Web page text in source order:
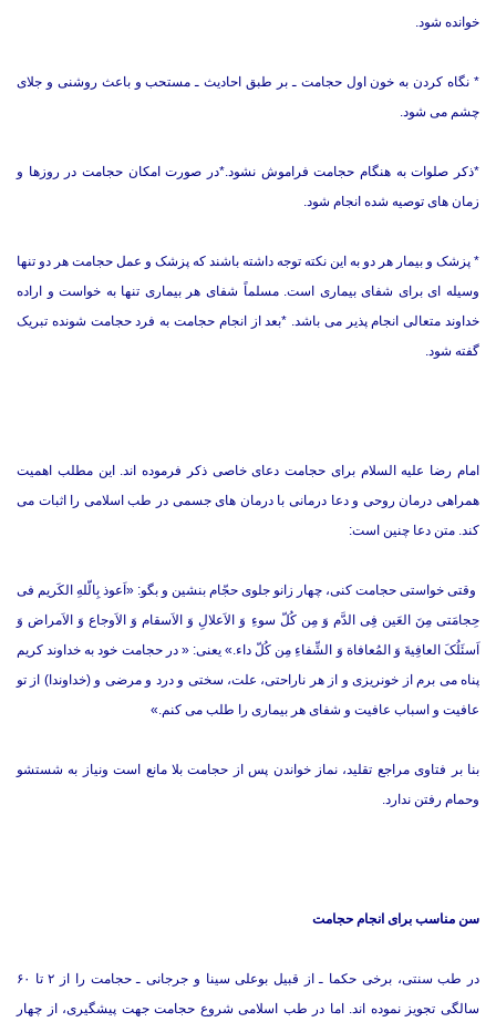
خوانده شود.
* نگاه کردن به خون اول حجامت ـ بر طبق احادیث ـ مستحب و باعث روشنی و جلای
چشم می شود.
*ذکر صلوات به هنگام حجامت فراموش نشود.*در صورت امکان حجامت در روزها و
زمان های توصیه شده انجام شود.
* پزشک و بیمار هر دو به این نکته توجه داشته باشند که پزشک و عمل حجامت هر دو تنها
وسیله ای برای شفای بیماری است. مسلماً شفای هر بیماری تنها به خواست و اراده
خداوند متعالی انجام پذیر می باشد. *بعد از انجام حجامت به فرد حجامت شونده تبریک
گفته شود.
امام رضا علیه السلام براى حجامت دعاى خاصى ذکر فرموده ‏اند. این مطلب اهمیت
همراهى درمان روحى و دعا درمانى با درمان ‏هاى جسمى در طب اسلامى را اثبات می
کند. متن دعا چنین است:
وقتى خواستى حجامت کنى، چهار زانو جلوى حجّام بنشین و بگو: «اَعوذ بِالّلهِ الکَریم فى
حِجامَتى مِنَ العَین فِى الدَّم وَ مِن کُلّ سوءِ وَ الاَعلالِ وَ الاَسقام وَ الاَوجاع وَ الاَمراض وَ
اَسئَلُکَ العافِیةَ وَ المُعافاة وَ الشِّفاءِ مِن کُلّ داء.» یعنى: « در حجامت خود به خداوند کریم
پناه می ‏برم از خونریزى و از هر ناراحتی، علت، سختى‏ و درد و مرضی و (خداوندا) از تو
عافیت و اسباب عافیت و شفاى هر بیمارى‏ را طلب می کنم.»
بنا بر فتاوی مراجع تقلید، نماز خواندن پس از حجامت بلا مانع است ونیاز به شستشو
وحمام رفتن ندارد.
سن مناسب برای انجام حجامت
در طب سنتی، برخی حکما ـ از قبیل بوعلی سینا و جرجانی ـ حجامت را از ۲ تا ۶۰
سالگی تجویز نموده اند. اما در طب اسلامی شروع حجامت جهت پیشگیری، از چهار